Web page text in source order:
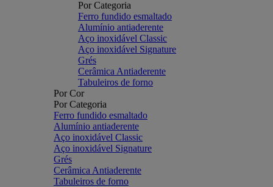
Por Categoria
Ferro fundido esmaltado
Alumínio antiaderente
Aço inoxidável Classic
Aço inoxidável Signature
Grés
Cerâmica Antiaderente
Tabuleiros de forno
Por Cor
Por Categoria
Ferro fundido esmaltado
Alumínio antiaderente
Aço inoxidável Classic
Aço inoxidável Signature
Grés
Cerâmica Antiaderente
Tabuleiros de forno